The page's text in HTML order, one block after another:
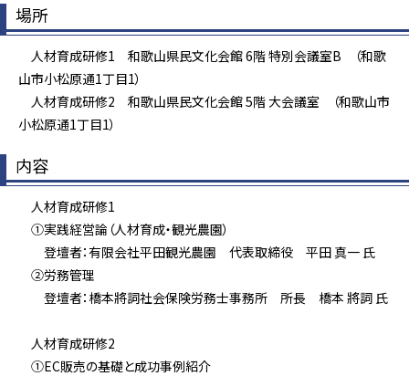
場所
人材育成研修1 和歌山県民文化会館 6階 特別会議室B （和歌
山市小松原通1丁目1）
人材育成研修2 和歌山県民文化会館 5階 大会議室 （和歌山市
小松原通1丁目1）
内容
人材育成研修1
①実践経営論（人材育成・観光農園）
登壇者：有限会社平田観光農園 代表取締役 平田 真一 氏
②労務管理
登壇者：橋本將詞社会保険労務士事務所 所長 橋本 將詞 氏
人材育成研修2
①EC販売の基礎と成功事例紹介